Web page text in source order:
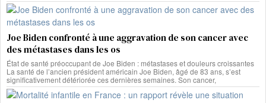
Joe Biden confronté à une aggravation de son cancer avec
des métastases dans les os
État de santé préoccupant de Joe Biden : métastases et douleurs croissantes
La santé de l’ancien président américain Joe Biden, âgé de 83 ans, s’est
significativement détériorée ces dernières semaines. Son cancer,